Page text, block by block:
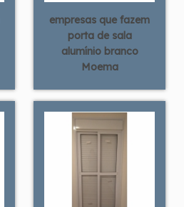
empresas que fazem
porta de sala
alumínio branco
Moema